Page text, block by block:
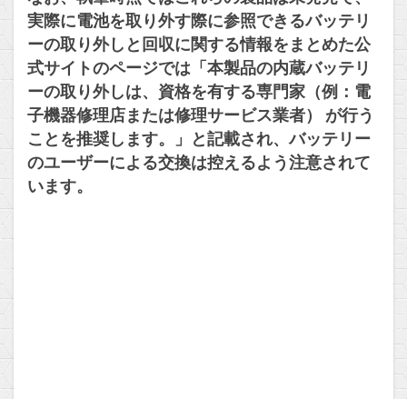
実際に電池を取り外す際に参照できるバッテリ
ーの取り外しと回収に関する情報をまとめた公
式サイトのページでは「本製品の内蔵バッテリ
ーの取り外しは、資格を有する専門家（例：電
子機器修理店または修理サービス業者） が行う
ことを推奨します。」と記載され、バッテリー
のユーザーによる交換は控えるよう注意されて
います。